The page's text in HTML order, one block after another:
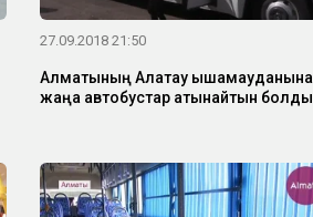
27.09.2018 21:50
Алматының Алатау ықшамауданына
жаңа автобустар қатынайтын болды